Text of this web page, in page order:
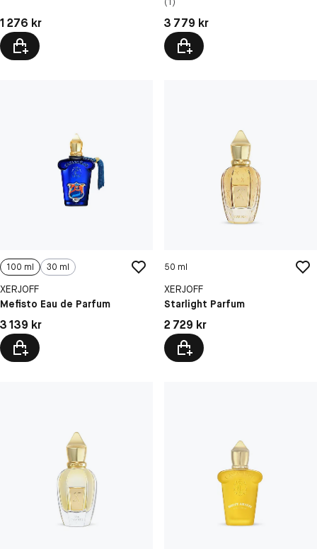
Pris: 1 276 kr
1 276 kr
(1)
Pris: 3 779 kr
3 779 kr
100 ml 30 ml
XERJOFF
Mefisto Eau de Parfum
Pris: 3 139 kr
3 139 kr
50 ml
XERJOFF
Starlight Parfum
Pris: 2 729 kr
2 729 kr